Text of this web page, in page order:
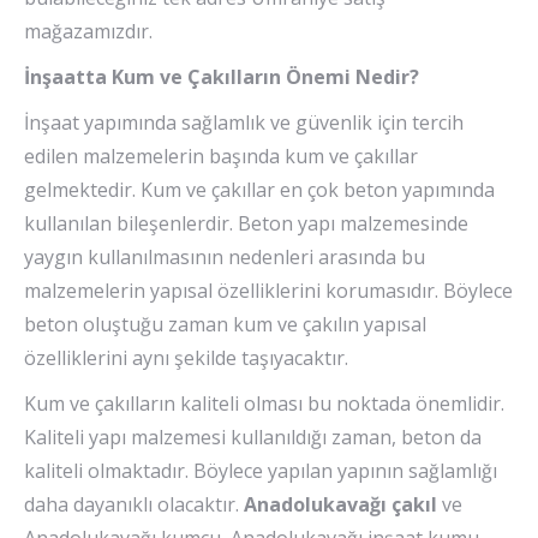
mağazamızdır.
İnşaatta Kum ve Çakılların Önemi Nedir?
İnşaat yapımında sağlamlık ve güvenlik için tercih
edilen malzemelerin başında kum ve çakıllar
gelmektedir. Kum ve çakıllar en çok beton yapımında
kullanılan bileşenlerdir. Beton yapı malzemesinde
yaygın kullanılmasının nedenleri arasında bu
malzemelerin yapısal özelliklerini korumasıdır. Böylece
beton oluştuğu zaman kum ve çakılın yapısal
özelliklerini aynı şekilde taşıyacaktır.
Kum ve çakılların kaliteli olması bu noktada önemlidir.
Kaliteli yapı malzemesi kullanıldığı zaman, beton da
kaliteli olmaktadır. Böylece yapılan yapının sağlamlığı
daha dayanıklı olacaktır. Anadolukavağı çakıl ve